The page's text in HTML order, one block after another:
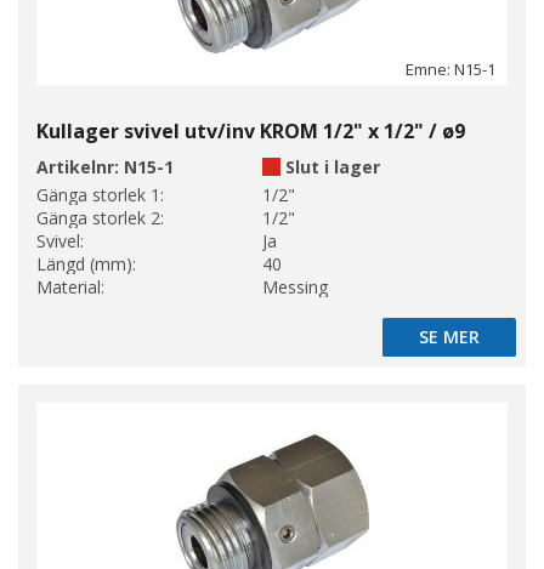
Emne: N15-1
Kullager svivel utv/inv KROM 1/2" x 1/2" / ø9
Artikelnr: N15-1
Slut i lager
Gänga storlek 1:
1/2"
Gänga storlek 2:
1/2"
Svivel:
Ja
Längd (mm):
40
Material:
Messing
SE MER
SE MER